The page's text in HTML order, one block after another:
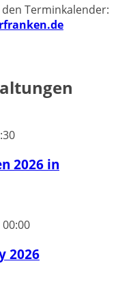
Terminkalender:
2026 in
2026